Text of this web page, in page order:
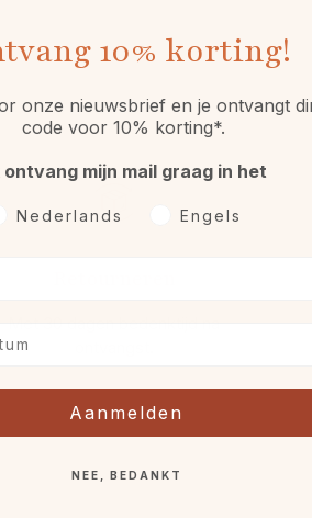
10% korting!
onze nieuwsbrief en je ontvangt
code voor 10% korting*.
ontvang mijn mail graag in het
Nederlands Engels
Aanmelden
NEE, BEDANKT